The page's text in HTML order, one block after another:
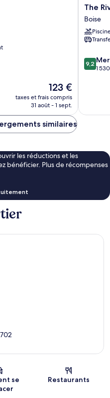
Le
nouveau
prix
de
123 €
taxes et frais compris
31 août - 1 sept.
The
Hotel,
BW
Premier
Boise
The
Boise
9.2
sur
9,2
1
similaires
les réductions et les
bénéficier. Plus de récompenses
se
Restaurants